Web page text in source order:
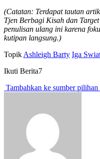
(Catatan: Terdapat tautan
Tjen Berbagi Kisah dan
penulisan ulang ini karena
kutipan langsung.)
Topik Ashleigh Barty Iga
Ikuti Berita7
Tambahkan ke sumber